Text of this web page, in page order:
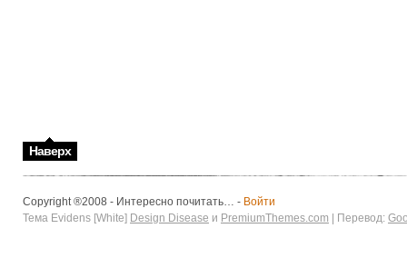
Наверх
Copyright ®2008 - Интересно почитать… - Войти
Тема Evidens [White] Design Disease и PremiumThemes.com | Перевод: